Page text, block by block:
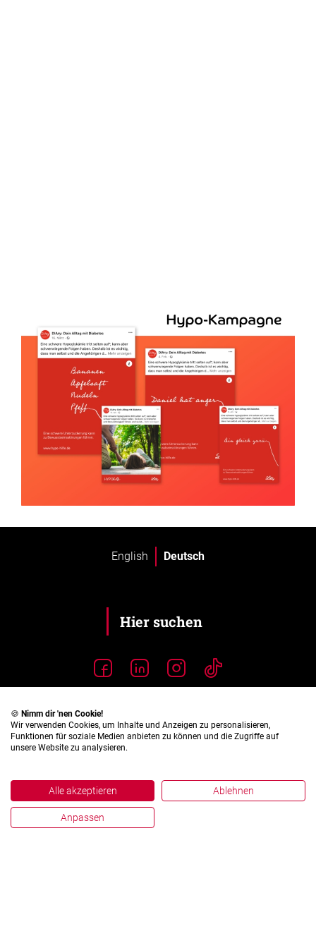
English Deutsch
🍪 Nimm dir 'nen Cookie!
Wir verwenden Cookies, um Inhalte und Anzeigen zu personalisieren,
Funktionen für soziale Medien anbieten zu können und die Zugriffe auf
unsere Website zu analysieren.
Alle akzeptieren Ablehnen
Anpassen